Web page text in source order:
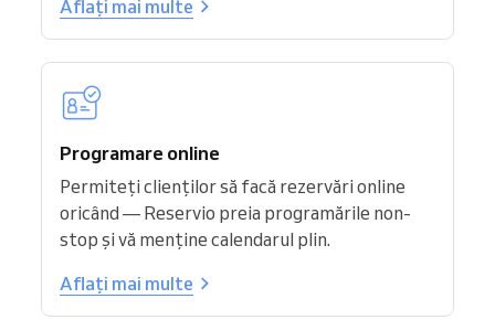
Aflați mai multe
Programare online
Permiteți clienților să facă rezervări online
oricând — Reservio preia programările non-
stop și vă menține calendarul plin.
Aflați mai multe